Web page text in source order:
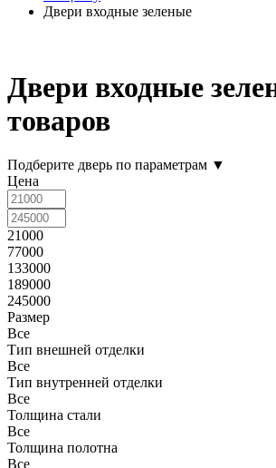
Двери входные зеленые
Двери входные
товаров
Подберите дверь по параметрам ▼
Цена
21000
77000
133000
189000
245000
Размер
Все
Тип внешней отделки
Все
Тип внутренней отделки
Все
Толщина стали
Все
Толщина полотна
Все